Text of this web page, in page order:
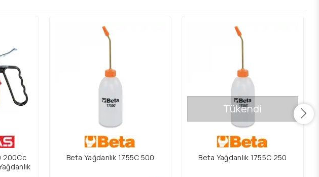
200Cc
Beta Yağdanlık 1755C 500
Tükendi
Beta Yağdanlık 1755C 250